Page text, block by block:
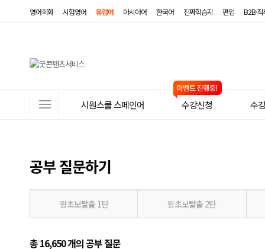
영어회화 시험영어 유럽어 아시아어 한국어 진짜학습지 편입 B2B·
뉴
시원스쿨 스페인어 수강신청 수
공부 질문하기
왕초보탈출 1탄 왕초보탈출 2탄
총 16,650 개의 공부 질문